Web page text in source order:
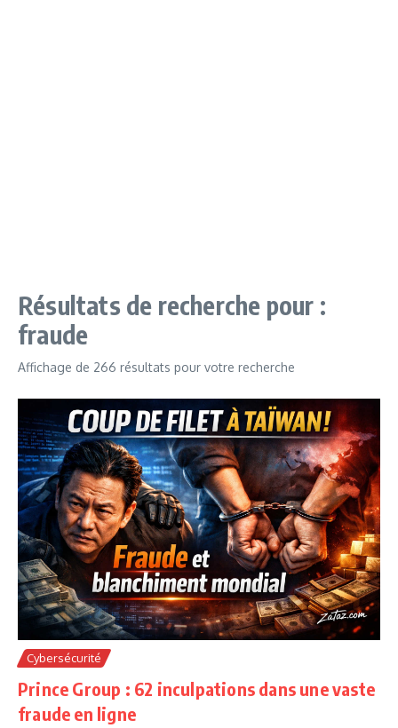
Résultats de recherche pour :
fraude
Affichage de 266 résultats pour votre recherche
Cybersécurité
Prince Group : 62 inculpations dans une vaste
fraude en ligne